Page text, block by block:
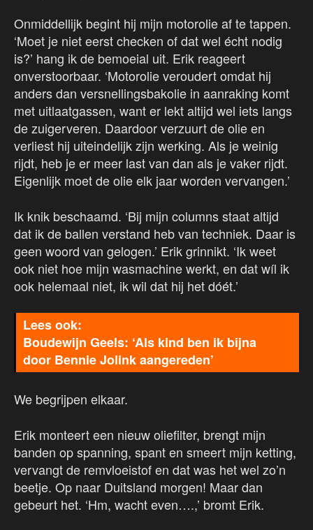
Onmiddellijk begint hij mijn motorolie af te tappen.
‘Moet je niet eerst checken of dat wel écht nodig
is?’ hang ik de bemoeial uit. Erik reageert
onverstoorbaar. ‘Motorolie veroudert omdat hij
anders dan versnellingsbakolie in aanraking komt
met uitlaatgassen, want er lekt altijd wel iets langs
de zuigerveren. Daardoor verzuurt de olie en
verliest hij uiteindelijk zijn werking. Als je weinig
rijdt, heb je er meer last van dan als je vaker rijdt.
Eigenlijk moet de olie elk jaar worden vervangen.’
Ik knik beschaamd. ‘Bij mijn columns staat altijd
dat ik de ballen verstand heb van techniek. Daar is
geen woord van gelogen.’ Erik grinnikt. ‘Ik weet
ook niet hoe mijn wasmachine werkt, en dat wíl ik
ook helemaal niet, ik wil dat hij het dóét.’
Boudewijn Geels: ‘Als kind ben ik bijna
door Bennie Jolink aangereden’
We begrijpen elkaar.
Erik monteert een nieuw oliefilter, brengt mijn
banden op spanning, spant en smeert mijn ketting,
vervangt de remvloeistof en dat was het wel zo’n
beetje. Op naar Duitsland morgen! Maar dan
gebeurt het. ‘Hm, wacht even….,’ bromt Erik.